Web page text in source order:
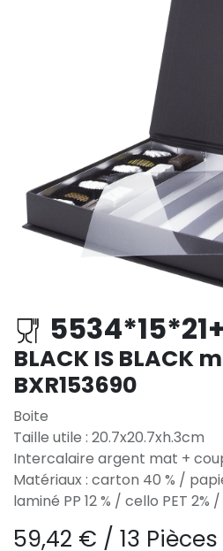
BLACK IS BLACK
BXR153690
Boite
Taille utile : 20.7x20.7xh.3cm
Intercalaire argent mat +
Matériaux : carton 40 % /
laminé PP 12 % / cello PET 2%
59,42 € / 13 Pièces